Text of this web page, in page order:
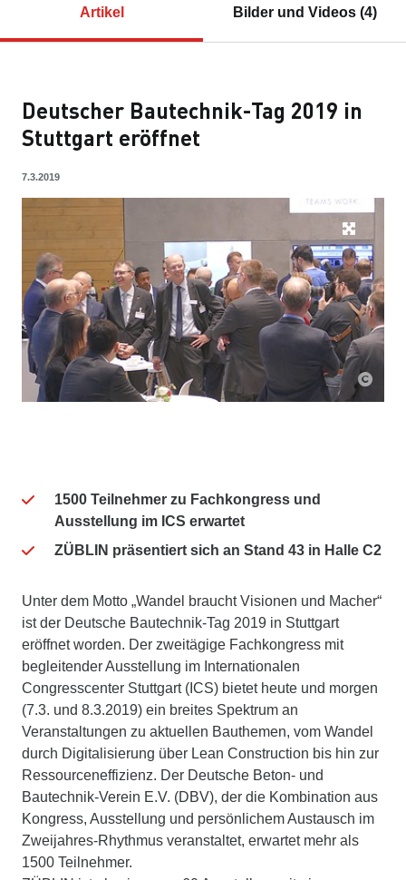
Artikel Bilder und Videos (4)
Deutscher Bautechnik-Tag 2019 in
Stuttgart eröffnet
7.3.2019
1500 Teilnehmer zu Fachkongress und
Ausstellung im ICS erwartet
ZÜBLIN präsentiert sich an Stand 43 in Halle C2
Unter dem Motto „Wandel braucht Visionen und Macher“
ist der Deutsche Bautechnik-Tag 2019 in Stuttgart
eröffnet worden. Der zweitägige Fachkongress mit
begleitender Ausstellung im Internationalen
Congresscenter Stuttgart (ICS) bietet heute und morgen
(7.3. und 8.3.2019) ein breites Spektrum an
Veranstaltungen zu aktuellen Bauthemen, vom Wandel
durch Digitalisierung über Lean Construction bis hin zur
Ressourceneffizienz. Der Deutsche Beton- und
Bautechnik-Verein E.V. (DBV), der die Kombination aus
Kongress, Ausstellung und persönlichem Austausch im
Zweijahres-Rhythmus veranstaltet, erwartet mehr als
1500 Teilnehmer.